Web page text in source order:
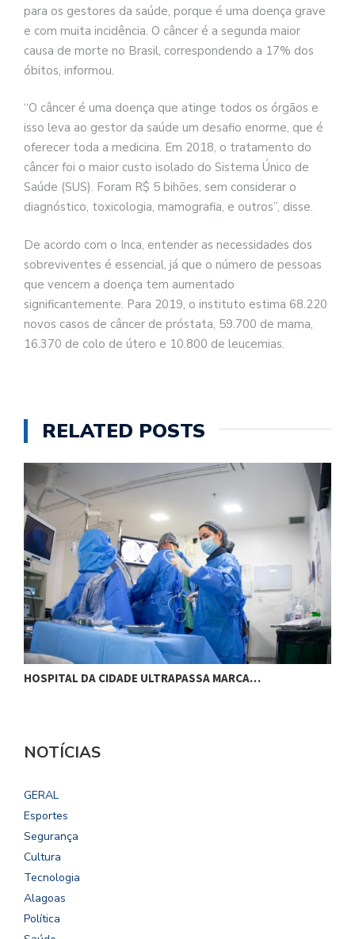
para os gestores da saúde, porque é uma doença grave
e com muita incidência. O câncer é a segunda maior
causa de morte no Brasil, correspondendo a 17% dos
óbitos, informou.
“O câncer é uma doença que atinge todos os órgãos e
isso leva ao gestor da saúde um desafio enorme, que é
oferecer toda a medicina. Em 2018, o tratamento do
câncer foi o maior custo isolado do Sistema Único de
Saúde (SUS). Foram R$ 5 bihões, sem considerar o
diagnóstico, toxicologia, mamografia, e outros”, disse.
De acordo com o Inca, entender as necessidades dos
sobreviventes é essencial, já que o número de pessoas
que vencem a doença tem aumentado
significantemente. Para 2019, o instituto estima 68.220
novos casos de câncer de próstata, 59.700 de mama,
16.370 de colo de útero e 10.800 de leucemias.
RELATED POSTS
HOSPITAL DA CIDADE ULTRAPASSA MARCA…
NOTÍCIAS
GERAL
Esportes
Segurança
Cultura
Tecnologia
Alagoas
Política